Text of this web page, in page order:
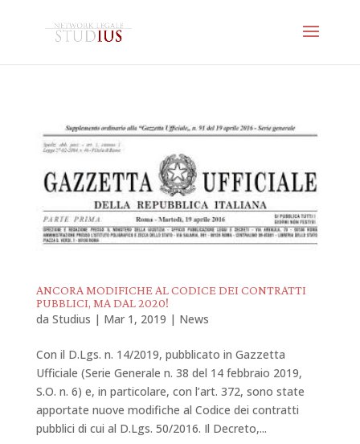
ANCORA MODIFICHE AL CODICE DEI CONTRATTI
PUBBLICI, MA DAL 2020!
da Studius | Mar 1, 2019 | News
Con il D.Lgs. n. 14/2019, pubblicato in Gazzetta
Ufficiale (Serie Generale n. 38 del 14 febbraio 2019,
S.O. n. 6) e, in particolare, con l’art. 372, sono state
apportate nuove modifiche al Codice dei contratti
pubblici di cui al D.Lgs. 50/2016. Il Decreto,...